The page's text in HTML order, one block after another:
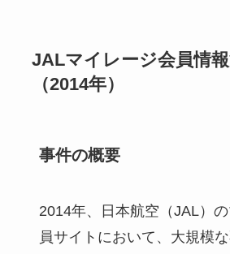
JALマイレージ会員情
（2014年）
事件の概要
2014年、日本航空（JAL）
員サイトにおいて、大規模